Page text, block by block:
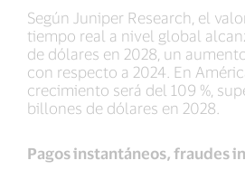
Según Juniper Research, el
tiempo real a nivel global
de dólares en 2028, un
con respecto a 2024. En
crecimiento será del 109 %,
billones de dólares en 2028.
Pagos instantáneos, fraudes